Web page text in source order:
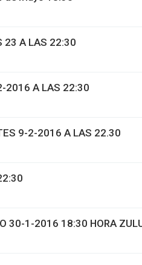
23 A LAS 22:30
2016 A LAS 22:30
9-2-2016 A LAS 22.30
30-1-2016 18:30 HORA